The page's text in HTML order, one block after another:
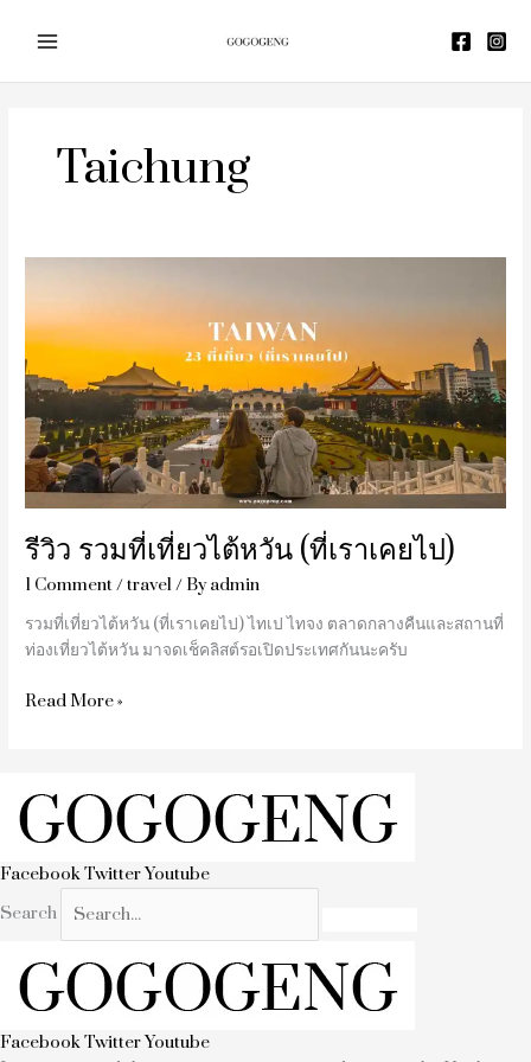
Taichung
รีวิว รวมที่เที่ยวไต้หวัน (ที่เราเคยไป)
1 Comment/travel/ Byadmin
รวมที่เที่ยวไต้หวัน (ที่เราเคยไป) ไทเป ไทจง ตลาดกลางคืนและสถานที่
ท่องเที่ยวไต้หวัน มาจดเช็คลิสต์รอเปิดประเทศกันนะครับ
ที่
เที่ยว
ไต้หวัน
(ที่
เรา
เคย
ไป)
Read More »
FacebookTwitterYoutube
Search
FacebookTwitterYoutube